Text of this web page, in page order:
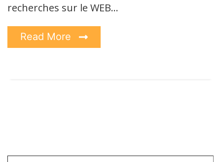
recherches sur le WEB…
Read More
Saisissez votre adresse e-mail…